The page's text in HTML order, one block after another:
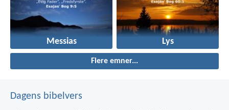
Messias Lys
Flere emner...
Dagens bibelvers